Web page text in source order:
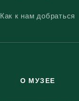
Как к нам добраться
О МУЗЕЕ